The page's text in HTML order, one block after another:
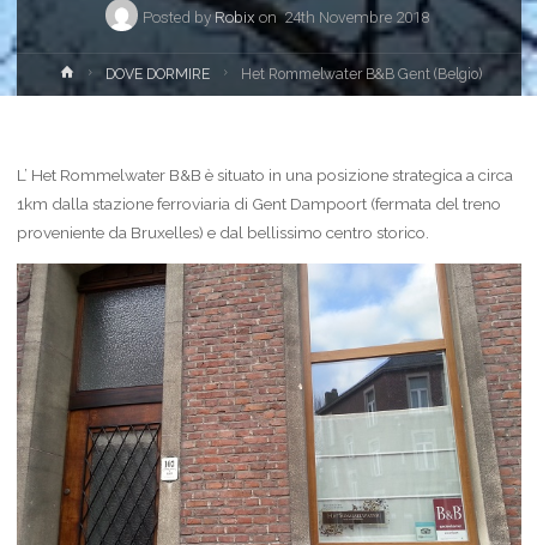
Posted byRobix on 24th Novembre 2018
HomeDOVE DORMIRE Het Rommelwater B&B Gent (Belgio)
L’ Het Rommelwater B&B è situato in una posizione strategica a circa
1km dalla stazione ferroviaria di Gent Dampoort (fermata del treno
proveniente da Bruxelles) e dal bellissimo centro storico.